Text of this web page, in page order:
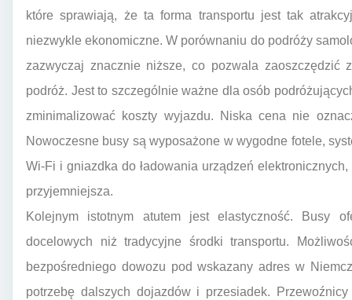
które sprawiają, że ta forma transportu jest tak
niezwykle ekonomiczne. W porównaniu do podróży
zazwyczaj znacznie niższe, co pozwala zaoszczędzić
podróż. Jest to szczególnie ważne dla osób
zminimalizować koszty wyjazdu. Niska cena nie
Nowoczesne busy są wyposażone w wygodne fotele,
Wi-Fi i gniazdka do ładowania urządzeń
przyjemniejsza.
Kolejnym istotnym atutem jest elastyczność. Busy
docelowych niż tradycyjne środki transportu.
bezpośredniego dowozu pod wskazany adres w
potrzebę dalszych dojazdów i przesiadek.